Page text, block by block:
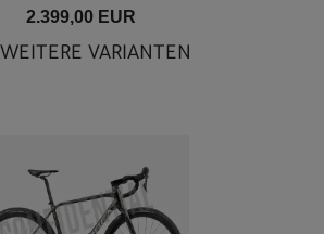
2.399,00 EUR
WEITERE VARIANTEN